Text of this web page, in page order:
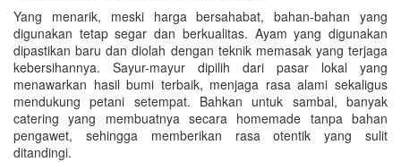
Yang menarik, meski harga bersahabat, bahan-bahan yang
digunakan tetap segar dan berkualitas. Ayam yang digunakan
dipastikan baru dan diolah dengan teknik memasak yang terjaga
kebersihannya. Sayur-mayur dipilih dari pasar lokal yang
menawarkan hasil bumi terbaik, menjaga rasa alami sekaligus
mendukung petani setempat. Bahkan untuk sambal, banyak
catering yang membuatnya secara homemade tanpa bahan
pengawet, sehingga memberikan rasa otentik yang sulit
ditandingi.